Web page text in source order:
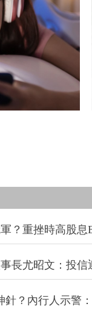
？重挫時高股息
長尤昭文：投
？內行人示警